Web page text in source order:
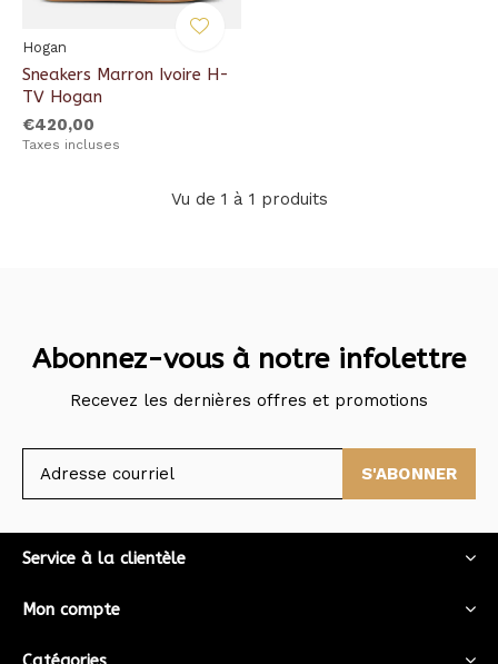
Hogan
Sneakers Marron Ivoire H-
TV Hogan
€420,00
Taxes incluses
Vu de 1 à 1 produits
Abonnez-vous à notre infolettre
Recevez les dernières offres et promotions
S'ABONNER
Service à la clientèle
Mon compte